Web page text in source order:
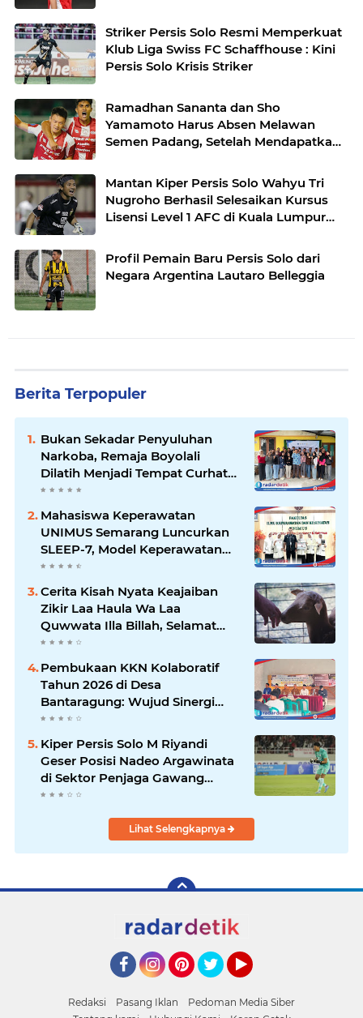
Striker Persis Solo Resmi Memperkuat
Klub Liga Swiss FC Schaffhouse : Kini
Persis Solo Krisis Striker
Ramadhan Sananta dan Sho
Yamamoto Harus Absen Melawan
Semen Padang, Setelah Mendapatkan
di Laga Melawan Persik Kediri
Mantan Kiper Persis Solo Wahyu Tri
Nugroho Berhasil Selesaikan Kursus
Lisensi Level 1 AFC di Kuala Lumpur
Profil Pemain Baru Persis Solo dari
Negara Argentina Lautaro Belleggia
Berita Terpopuler
Bukan Sekadar Penyuluhan
Narkoba, Remaja Boyolali
Dilatih Menjadi Tempat Curhat
yang Aman bagi Temannya
Mahasiswa Keperawatan
UNIMUS Semarang Luncurkan
SLEEP-7, Model Keperawatan
Digital Hibrida Berbasis Riset
untuk Tingkatkan Kualitas Tidur
Pasien Hipertensi
Cerita Kisah Nyata Keajaiban
Zikir Laa Haula Wa Laa
Quwwata Illa Billah, Selamat
dan Membawa Ratusan
Kambing
Pembukaan KKN Kolaboratif
Tahun 2026 di Desa
Bantaragung: Wujud Sinergi
Perguruan Tinggi dalam
Pemberdayaan Masyarakat
Kiper Persis Solo M Riyandi
Geser Posisi Nadeo Argawinata
di Sektor Penjaga Gawang
Timnas Indonesia
Lihat Selengkapnya
Redaksi Pasang Iklan
Pedoman Media Siber